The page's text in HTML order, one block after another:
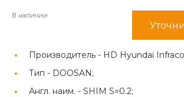
В наличии
Производитель - HD Hyundai
Тип - DOOSAN;
Англ. наим. - SHIM S=0.2;